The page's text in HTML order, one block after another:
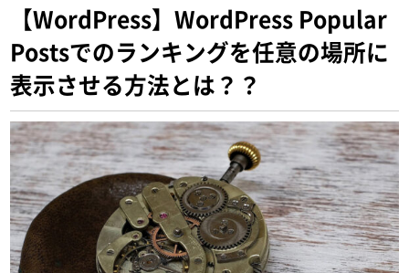
【WordPress】WordPress Popular
Postsでのランキングを任意の場所に
表示させる方法とは？？